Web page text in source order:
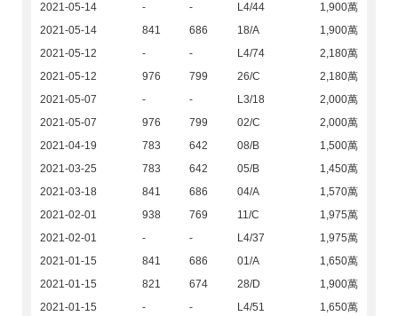
2021-05-14
- - L4/44
1,900萬
2021-05-14
841 686 18/A
1,900萬
2021-05-12
- - L4/74
2,180萬
2021-05-12
976 799 26/C
2,180萬
2021-05-07
- - L3/18
2,000萬
2021-05-07
976 799 02/C
2,000萬
2021-04-19
783 642 08/B
1,500萬
2021-03-25
783 642 05/B
1,450萬
2021-03-18
841 686 04/A
1,570萬
2021-02-01
938 769 11/C
1,975萬
2021-02-01
- - L4/37
1,975萬
2021-01-15
841 686 01/A
1,650萬
2021-01-15
821 674 28/D
1,900萬
2021-01-15
- - L4/51
1,650萬